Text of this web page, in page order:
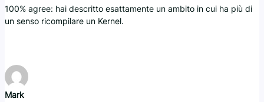
100% agree: hai descritto esattamente un ambito in cui ha più di
un senso ricompilare un Kernel.
Mark